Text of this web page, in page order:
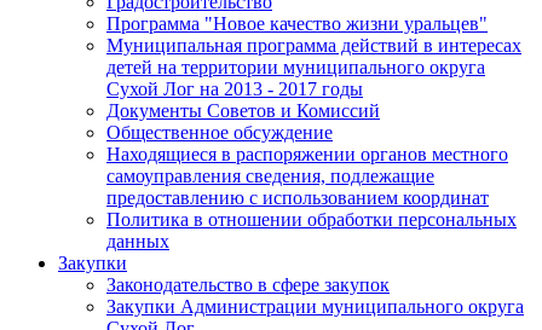
Программа "Новое качество жизни уральцев"
Муниципальная программа действий в интересах
детей на территории муниципального округа
Сухой Лог на 2013 - 2017 годы
Документы Советов и Комиссий
Общественное обсуждение
Находящиеся в распоряжении органов местного
самоуправления сведения, подлежащие
предоставлению с использованием координат
Политика в отношении обработки персональных
данных
Закупки
Законодательство в сфере закупок
Закупки Администрации муниципального округа